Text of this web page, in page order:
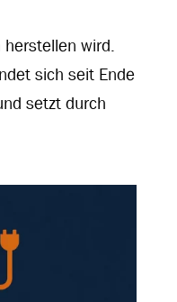
wird.
sich seit Ende
setzt durch